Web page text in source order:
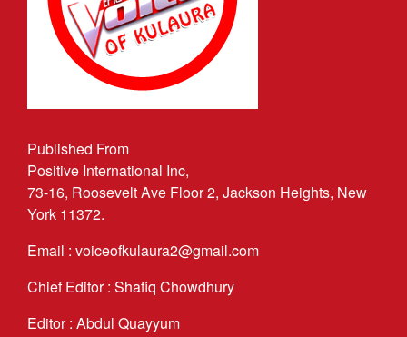
Published From
Positive International Inc,
73-16, Roosevelt Ave Floor 2, Jackson Heights, New
York 11372.
Email : voiceofkulaura2@gmail.com
Chief Editor : Shafiq Chowdhury
Editor : Abdul Quayyum